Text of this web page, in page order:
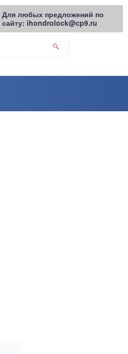
Для любых предложений по
сайту: ihondrolock@cp9.ru